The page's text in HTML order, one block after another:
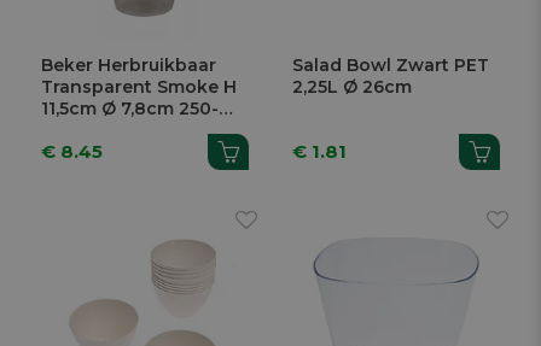
Beker Herbruikbaar
Transparent Smoke H
11,5cm Ø 7,8cm 250-
€ 8.45
Salad Bowl Zwart PET
2,25L Ø 26cm
€ 1.81